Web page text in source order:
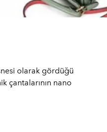
olarak gördüğü
çantalarının nano